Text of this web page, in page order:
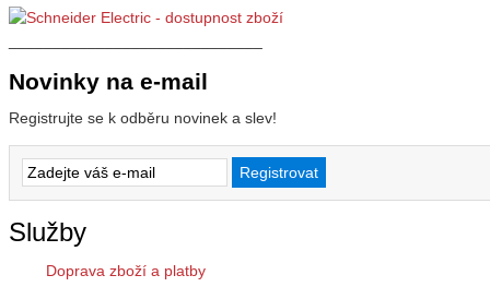
Novinky na e-mail
Registrujte se k odběru novinek a slev!
Služby
Doprava zboží a platby